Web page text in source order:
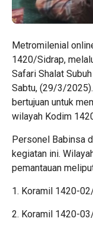
Metromilenial
1420/Sidrap,
Safari Shalat
Sabtu, (29/3/
bertujuan untuk
wilayah Kodim
Personel Babinsa
kegiatan ini.
pemantauan
1. Koramil 1420-
2. Koramil 1420-